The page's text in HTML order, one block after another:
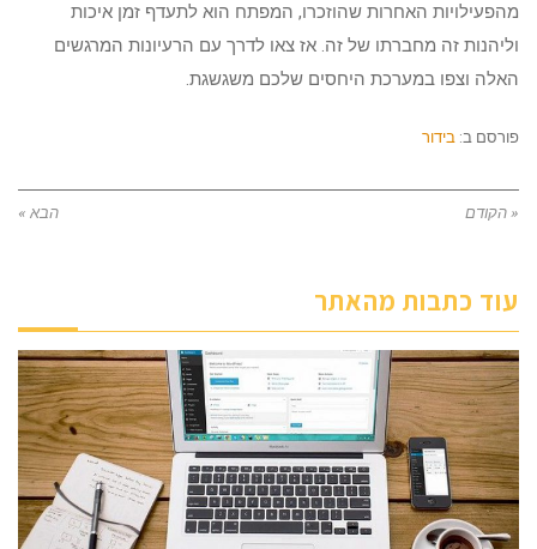
מהפעילויות האחרות שהוזכרו, המפתח הוא לתעדף זמן איכות
וליהנות זה מחברתו של זה. אז צאו לדרך עם הרעיונות המרגשים
האלה וצפו במערכת היחסים שלכם משגשגת.
פורסם ב: בידור
« הקודם הבא »
עוד כתבות מהאתר